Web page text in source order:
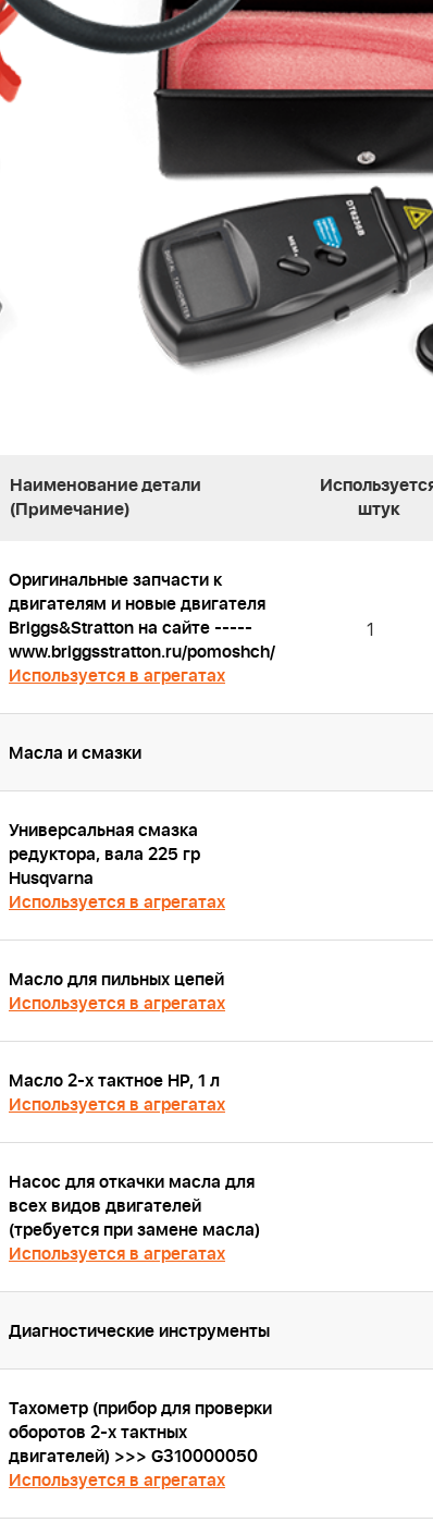
Наименование детали
(Примечание)
штук
Оригинальные запчасти к
двигателям и новые двигателя
Briggs&Stratton на сайте -----
www.briggsstratton.ru/pomoshch/
Используется в агрегатах
1
Масла и смазки
Универсальная смазка
редуктора, вала 225 гр
Husqvarna
Используется в агрегатах
Масло для пильных цепей
Используется в агрегатах
Масло 2-х тактное HP, 1 л
Используется в агрегатах
Насос для откачки масла для
всех видов двигателей
(требуется при замене масла)
Используется в агрегатах
Диагностические инструменты
Тахометр (прибор для проверки
оборотов 2-х тактных
двигателей) >>> G310000050
Используется в агрегатах